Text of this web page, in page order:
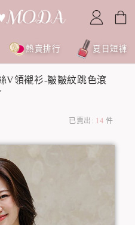
熱賣排行 夏日短褲
V領襯衫-皺皺紋跳色滾
已賣出: 14 件